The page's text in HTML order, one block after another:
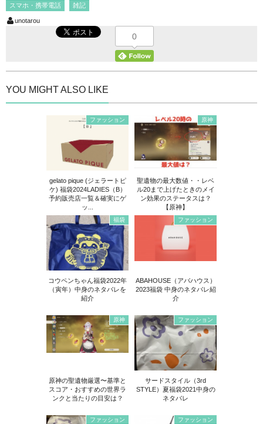
スマホ・携帯電話 雑記
unotarou
0
YOU MIGHT ALSO LIKE
ファッション
gelato pique (ジェラートピ
ケ) 福袋2024LADIES（B）
予約販売店一覧＆確実にゲ
ッ...
原神
聖遺物の最大数値・・レベ
ル20まで上げたときのメイ
ン効果のステータスは？
【原神】
福袋
コウペンちゃん福袋2022年
（寅年）中身のネタバレを
紹介
ファッション
ABAHOUSE（アバハウス）
2023福袋 中身のネタバレ紹
介
原神
原神の聖遺物厳選〜基準と
スコア・おすすめの世界ラ
ンクと当たりの目安は？
ファッション
サードスタイル（3rd
STYLE）夏福袋2021中身の
ネタバレ
ファッション ファッション